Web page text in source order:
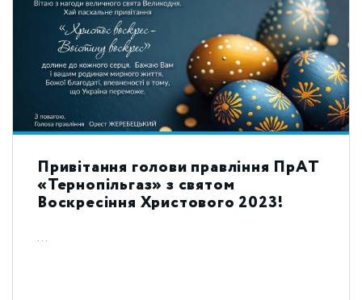
Привітання голови правління ПрАТ
«Тернопільгаз» з святом
Воскресіння Христового 2023!
...